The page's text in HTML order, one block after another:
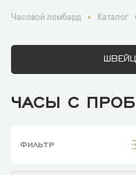
Часовой ломбард Каталог
ЧАСЫ С
ФИЛЬТР